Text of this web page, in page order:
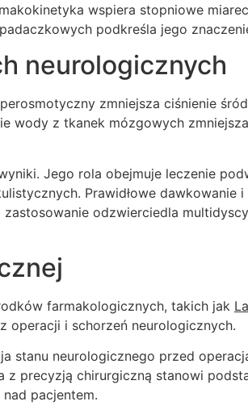
wspiera stopniowe
podkreśla jego
neurologicznych
zmniejsza ciśnienie
wody z tkanek mózgowych
Jego rola obejmuje leczenie
Prawidłowe dawkowanie
odzwierciedla
farmakologicznych, takich jak
operacji i schorzeń neurologicznych.
stanu neurologicznego przed
precyzją chirurgiczną stanowi
pacjentem.